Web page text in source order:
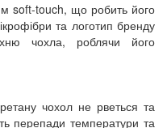
soft-touch, що робить його
та логотип бренду
чохла, роблячи його
чохол не рветься та
перепади температури та